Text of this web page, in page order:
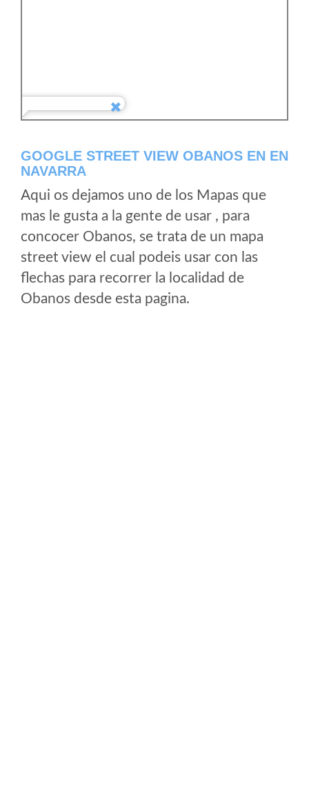
GOOGLE STREET VIEW OBANOS EN EN
NAVARRA
Aqui os dejamos uno de los Mapas que
mas le gusta a la gente de usar , para
concocer Obanos, se trata de un mapa
street view el cual podeis usar con las
flechas para recorrer la localidad de
Obanos desde esta pagina.